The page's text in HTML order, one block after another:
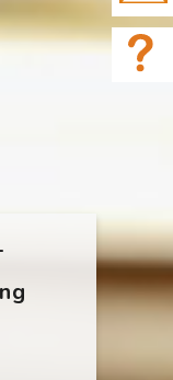
überspringen